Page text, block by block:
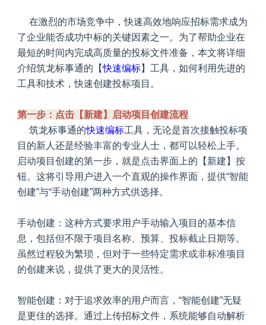
在激烈的市场竞争中，快速高效地响应招标需求成为
了企业能否成功中标的关键因素之一。为了帮助企业在
最短的时间内完成高质量的投标文件准备，本文将详细
介绍筑龙标事通的【快速编标】工具，如何利用先进的
工具和技术，快速创建投标项目。
第一步：点击【新建】启动项目创建流程
筑龙标事通的快速编标工具，无论是首次接触投标项
目的新人还是经验丰富的专业人士，都可以轻松上手。
启动项目创建的第一步，就是点击界面上的【新建】按
钮。这将引导用户进入一个直观的操作界面，提供“智能
创建”与“手动创建”两种方式供选择。
手动创建 ：这种方式要求用户手动输入项目的基本信
息，包括但不限于项目名称、预算、投标截止日期等。
虽然过程较为繁琐，但对于一些特定需求或非标准项目
的创建来说，提供了更大的灵活性。
智能创建 ：对于追求效率的用户而言，“智能创建”无疑
是更佳的选择。通过上传招标文件，系统能够自动解析